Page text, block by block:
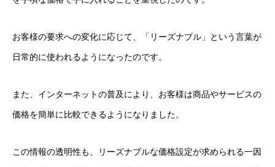
お客様の要求への変化に応じて、「リーズナブル」という言葉が
日常的に使われるようになったのです。
また、インターネットの普及により、お客様は商品やサービスの
価格を簡単に比較できるようになりました。
この情報の透明性も、リーズナブルな価格設定が求められる一因